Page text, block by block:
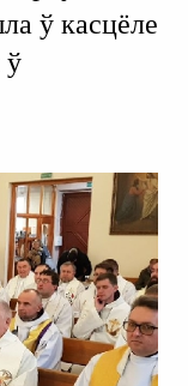
ў касцёле
ў